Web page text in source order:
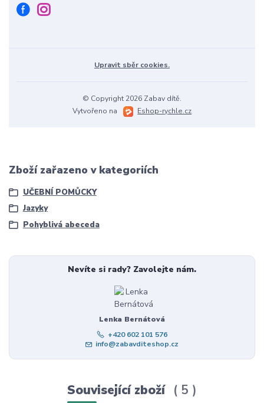
Upravit sběr cookies.
© Copyright 2026 Zabav dítě.
Vytvořeno na
Eshop-rychle.cz
Zboží zařazeno v kategoriích
UČEBNÍ POMŮCKY
Jazyky
Pohyblivá abeceda
Nevíte si rady? Zavolejte nám.
Lenka Bernátová
+420 602 101 576
info@zabavditeshop.cz
Související zboží 5